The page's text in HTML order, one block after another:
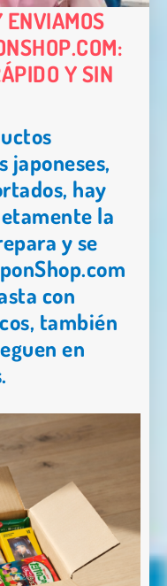
ENVIAMOS
Y SIN
japoneses,
hay
la
y se
con
también
en